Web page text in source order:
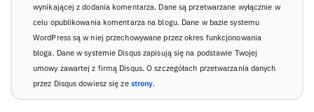
wynikającej z dodania komentarza. Dane są przetwarzane wyłącznie w
celu opublikowania komentarza na blogu. Dane w bazie systemu
WordPress są w niej przechowywane przez okres funkcjonowania
bloga. Dane w systemie Disqus zapisują się na podstawie Twojej
umowy zawartej z firmą Disqus. O szczegółach przetwarzania danych
przez Disqus dowiesz się ze strony.